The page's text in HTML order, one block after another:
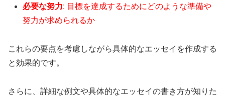
必要な努力: 目標を達成するためにどのような準備や
努力が求められるか
これらの要点を考慮しながら具体的なエッセイを作成する
と効果的です。
さらに、詳細な例文や具体的なエッセイの書き方が知りた